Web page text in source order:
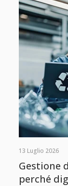
13 Luglio 2026
Gestione
perché